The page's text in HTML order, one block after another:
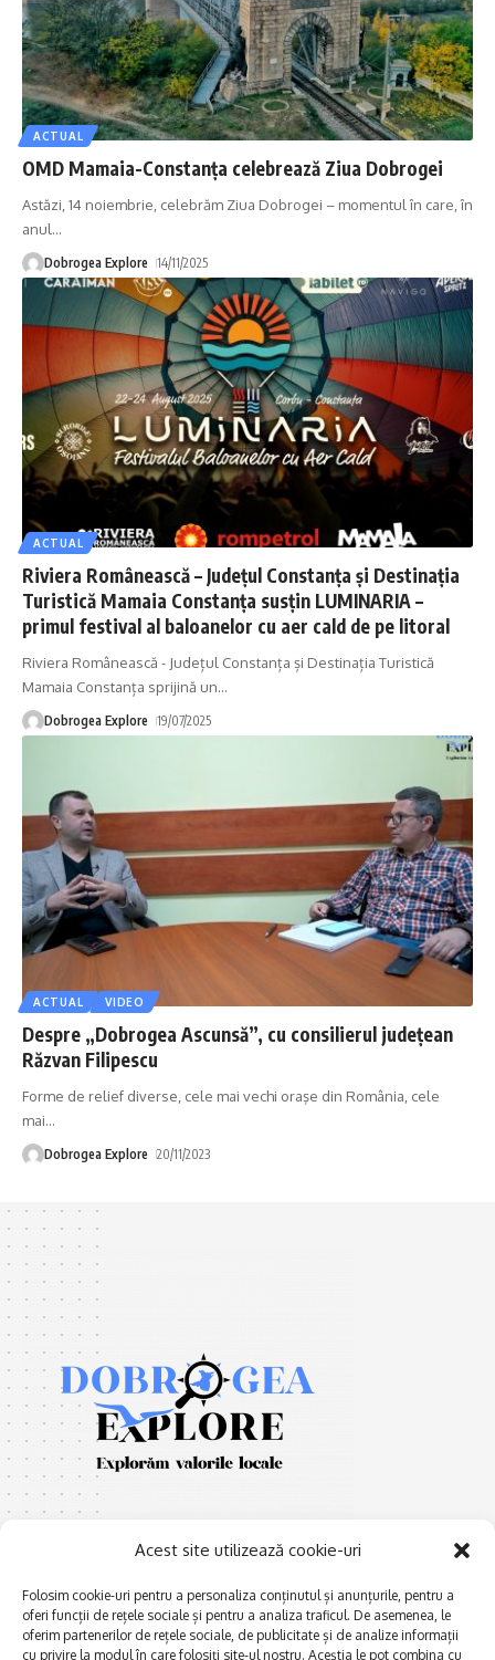
Acest site utilizează cookie-uri
Folosim cookie-uri pentru a personaliza conținutul și anunțurile, pentru a
oferi funcții de rețele sociale și pentru a analiza traficul. De asemenea, le
oferim partenerilor de rețele sociale, de publicitate și de analize informații
cu privire la modul în care folosiți site-ul nostru. Aceștia le pot combina cu
ACTUAL
OMD Mamaia-Constanța celebrează Ziua Dobrogei
Astăzi, 14 noiembrie, celebrăm Ziua Dobrogei – momentul în care, în
anul…
Dobrogea Explore 14/11/2025
ACTUAL
Riviera Românească – Județul Constanța și Destinația
Turistică Mamaia Constanța susțin LUMINARIA –
primul festival al baloanelor cu aer cald de pe litoral
Riviera Românească - Județul Constanța și Destinația Turistică
Mamaia Constanța sprijină un…
Dobrogea Explore 19/07/2025
ACTUAL VIDEO
Despre „Dobrogea Ascunsă”, cu consilierul județean
Răzvan Filipescu
Forme de relief diverse, cele mai vechi oraşe din România, cele
mai…
Dobrogea Explore 20/11/2023
E xplorăm Dobrogea,
Explorăm valorile locale:
Afaceri și meșteșuguri
Actualitate